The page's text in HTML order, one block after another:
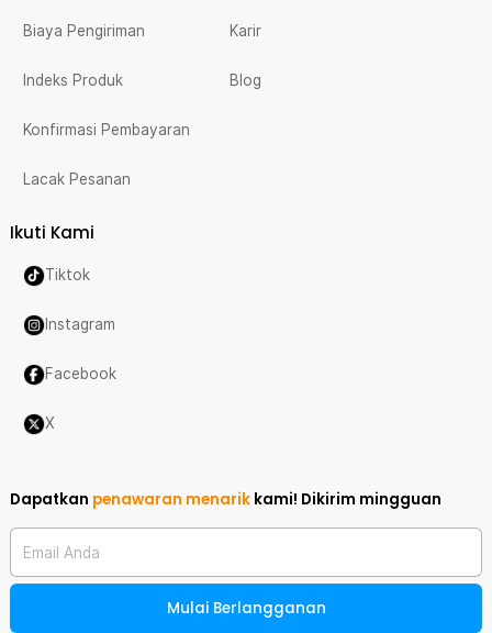
Biaya Pengiriman
Indeks Produk
Konfirmasi Pembayaran
Lacak Pesanan
Karir
Blog
Ikuti Kami
Tiktok
Instagram
Facebook
X
Dapatkan penawaran menarik kami! Dikirim mingguan
Email Anda
Mulai Berlangganan